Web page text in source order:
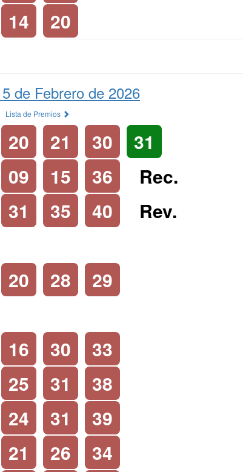
14 20
de Febrero de 2026
Lista de Premios
20 21 30
31
09 15 36
Rec.
31 35 40
Rev.
20 28
29
16 30
33
25 31
38
24 31
39
21 26 34